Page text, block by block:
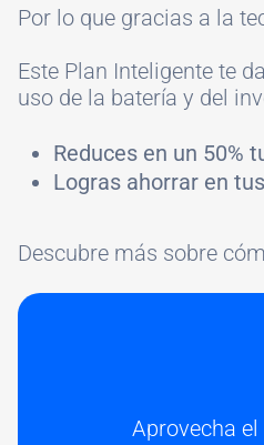
Por lo que gracias a la
Este Plan Inteligente te
uso de la batería y del
Reduces en un 50%
Logras ahorrar en
Descubre más sobre
Aprovecha